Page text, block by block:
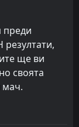
1
1
преди
резултати,
ще ви
своята
мач.